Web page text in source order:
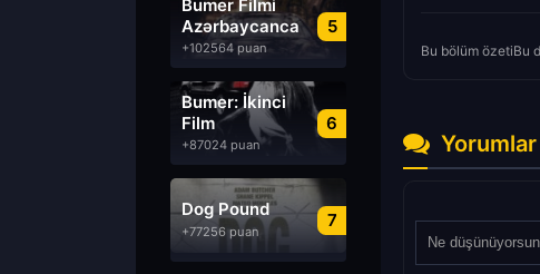
5
Bumer Filmi
Azərbaycanca
Dublyaj izle
+102564 puan
6
Bumer: İkinci
Film
Azərbaycanca
Dublyaj izle
+87024 puan
7
Dog Pound
+77256 puan
Bu bölüm özetiBu
Yorumlar